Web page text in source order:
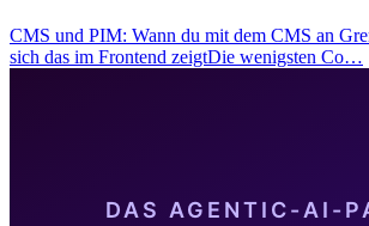
CMS und PIM: Wann du mit dem CMS an
sich das im Frontend zeigtDie wenigsten Co…